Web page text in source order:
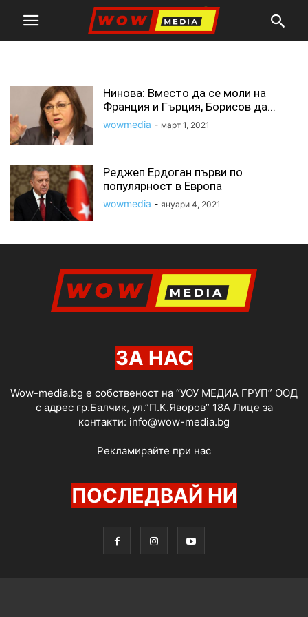
Нинова: Вместо да се моли на
Франция и Гърция, Борисов да...
wowmedia - март 1, 2021
Реджеп Ердоган първи по
популярност в Европа
wowmedia - януари 4, 2021
ЗА НАС
Wow-media.bg е собственост на “УОУ МЕДИА ГРУП” ООД
с адрес гр.Балчик, ул.”П.К.Яворов” 18А Лице за
контакти: info@wow-media.bg
Рекламирайте при нас
ПОСЛЕДВАЙ НИ